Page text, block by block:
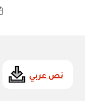
نص عربي